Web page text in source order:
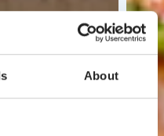
About